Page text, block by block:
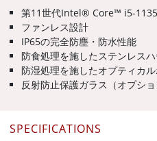
第11世代Intel® Core™ i5-
ファンレス設計
IP65の完全防塵・防水性能
防食処理を施したステンレス
防湿処理を施したオプティカ
反射防止保護ガラス（オプショ
SPECIFICATIONS